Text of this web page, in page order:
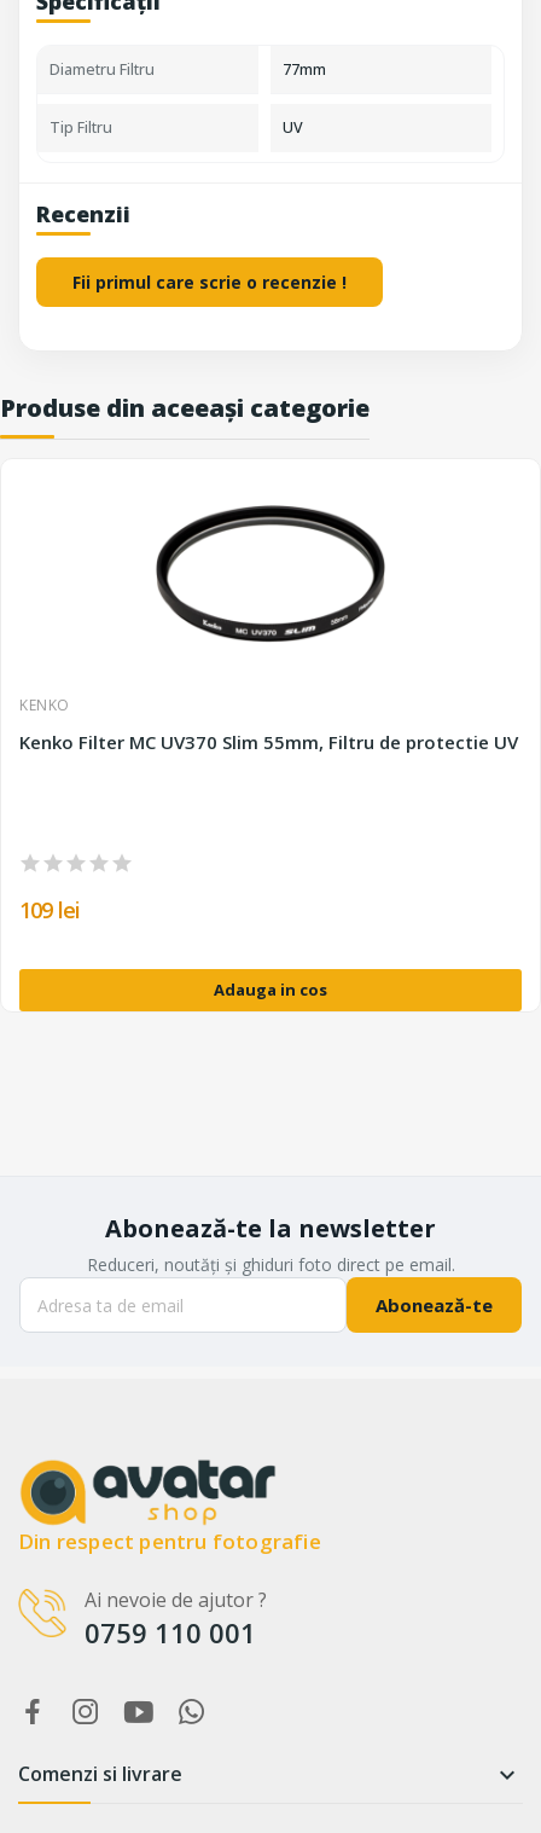
Diametru Filtru 77mm
Tip Filtru UV
Recenzii
Fii primul care scrie o recenzie !
Produse din aceeași categorie
KENKO
Kenko Filter MC UV370 Slim 55mm, Filtru de protectie UV
109 lei
Adauga in cos
Abonează-te la newsletter
Reduceri, noutăți și ghiduri foto direct pe email.
Abonează-te
Din respect pentru fotografie
Ai nevoie de ajutor ?
0759 110 001
Comenzi si livrare 